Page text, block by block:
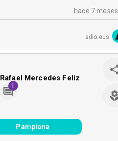
hace 7 meses
adio.eus
Rafael Mercedes Feliz
1
Pamplona